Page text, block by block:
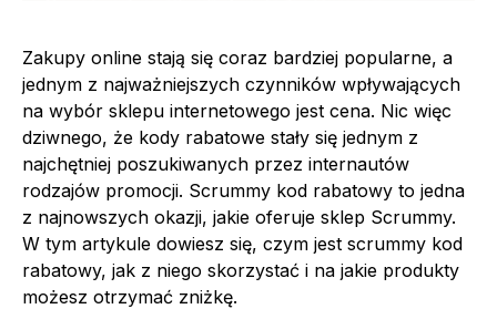
Zakupy online stają się coraz bardziej popularne, a
jednym z najważniejszych czynników wpływających
na wybór sklepu internetowego jest cena. Nic więc
dziwnego, że kody rabatowe stały się jednym z
najchętniej poszukiwanych przez internautów
rodzajów promocji. Scrummy kod rabatowy to jedna
z najnowszych okazji, jakie oferuje sklep Scrummy.
W tym artykule dowiesz się, czym jest scrummy kod
rabatowy, jak z niego skorzystać i na jakie produkty
możesz otrzymać zniżkę.